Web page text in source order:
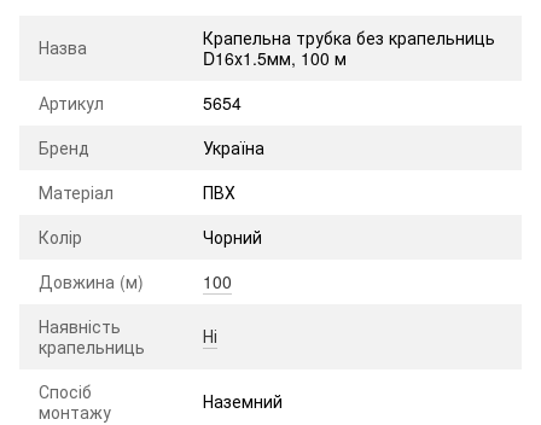
Назва
Крапельна трубка без крапельниць
D16х1.5мм, 100 м
Артикул
5654
Бренд
Україна
Матеріал
ПВХ
Колір
Чорний
Довжина (м)
100
Наявність
крапельниць
Ні
Спосіб
монтажу
Наземний